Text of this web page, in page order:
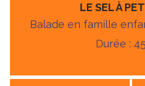
LE SEL À
Balade en famille
Durée :